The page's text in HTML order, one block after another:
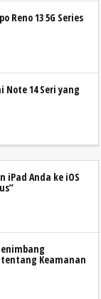
Reno 13 5G Series
14 Seri yang
iPad Anda ke iOS
Keamanan